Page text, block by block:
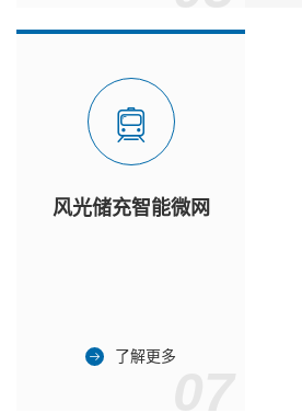
风光储充智能微网
了解更多